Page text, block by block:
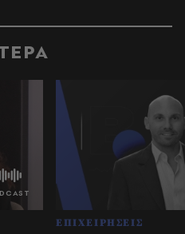
ΕΠΙΧΕΙΡΗΣΕΙΣ